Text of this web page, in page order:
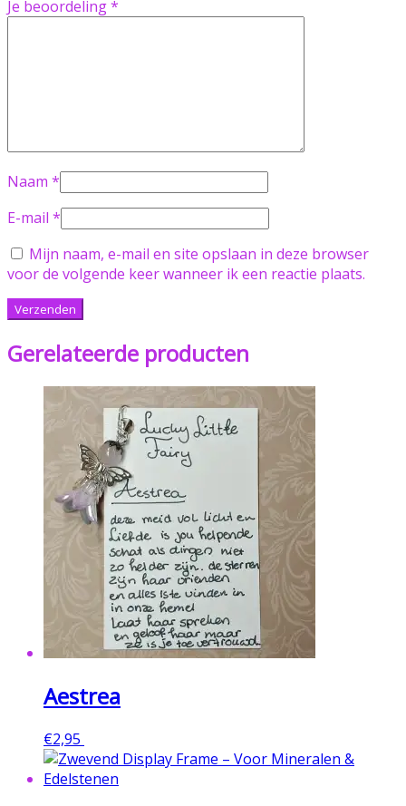
Je beoordeling*
Naam *
E-mail *
Mijn naam, e-mail en site opslaan in deze browser
voor de volgende keer wanneer ik een reactie plaats.
Gerelateerde producten
Aestrea
€2,95